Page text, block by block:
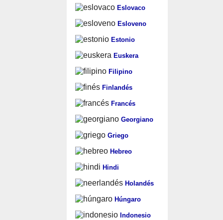
Eslovaco
Esloveno
Estonio
Euskera
Filipino
Finlandés
Francés
Georgiano
Griego
Hebreo
Hindi
Holandés
Húngaro
Indonesio